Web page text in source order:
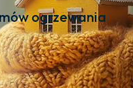
ogrzewania